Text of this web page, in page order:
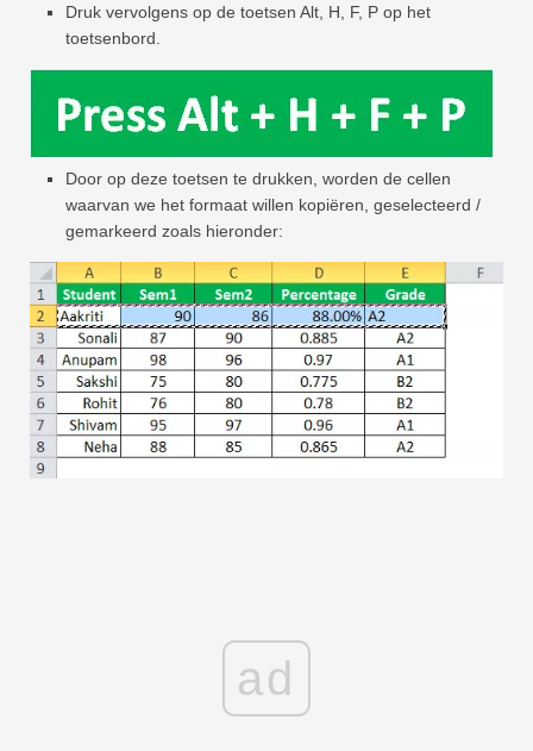
Druk vervolgens op de toetsen Alt, H, F, P op het
toetsenbord.
Door op deze toetsen te drukken, worden de cellen
waarvan we het formaat willen kopiëren, geselecteerd /
gemarkeerd zoals hieronder:
ad